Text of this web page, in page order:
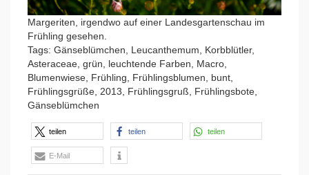
Margeriten, irgendwo auf einer Landesgartenschau im
Frühling gesehen.
Tags: Gänseblümchen, Leucanthemum, Korbblütler,
Asteraceae, grün, leuchtende Farben, Macro,
Blumenwiese, Frühling, Frühlingsblumen, bunt,
Frühlingsgrüße, 2013, Frühlingsgruß, Frühlingsbote,
Gänseblümchen
teilen teilen teilen
E-Mail